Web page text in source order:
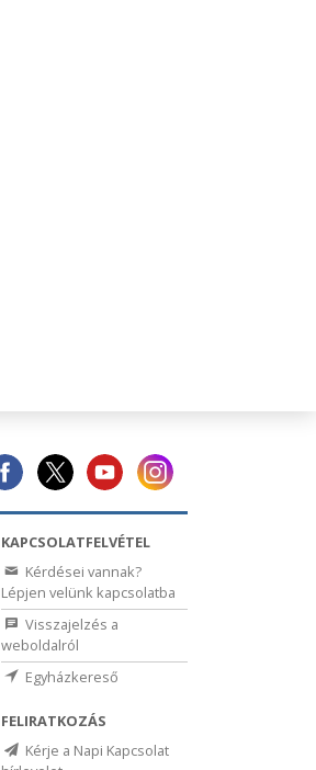
KAPCSOLATFELVÉTEL
Kérdései vannak?
Lépjen velünk kapcsolatba
Visszajelzés a
weboldalról
Egyházkereső
FELIRATKOZÁS
Kérje a Napi Kapcsolat